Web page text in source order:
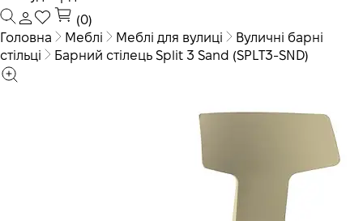
(0)
Головна
Меблі Меблі для вулиці
Вуличні барні
стільці
Барний стілець Split 3 Sand (SPLT3-SND)